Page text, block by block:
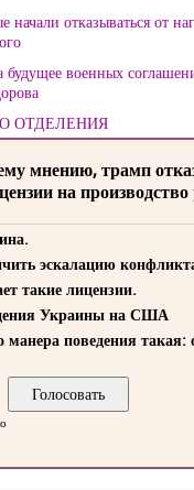
начали отказываться от
будущее военных
ОТДЕЛЕНИЯ
мнению, трамп
на производство
эскалацию
такие лицензии.
Украины на США
манера поведения такая: